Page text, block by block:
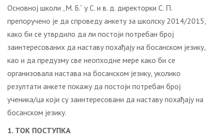
Основној школи „М. Б.“ у С. и в. д. директорки С. П.
препоручено је да спроведу анкету за школску 2014/2015,
како би се утврдило да ли постоји потребан број
заинтересованих да наставу похађају на босанском језику,
као и да предузму све неопходне мере како би се
организовала настава на босанском језику, уколико
резултати анкете покажу да постоји потребан број
ученика/ца који су заинтересовани да наставу похађају на
босанском језику.
1. ТОК ПОСТУПКА